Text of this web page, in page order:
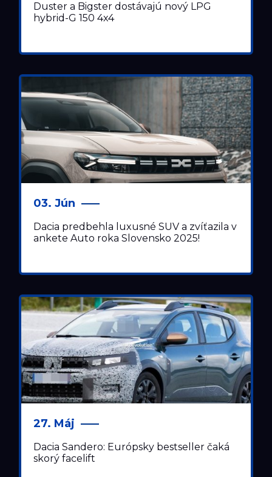
Duster a Bigster dostávajú nový LPG
hybrid-G 150 4x4
03. Jún
Dacia predbehla luxusné SUV a zvíťazila v
ankete Auto roka Slovensko 2025!
27. Máj
Dacia Sandero: Európsky bestseller čaká
skorý facelift